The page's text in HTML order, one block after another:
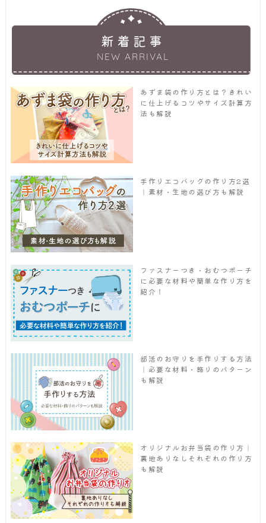
新着記事
NEW ARRIVAL
あずま袋の作り方とは？きれい
に仕上げるコツやサイズ計算方
法も解説
手作りエコバッグの作り方2選
｜素材・生地の選び方も解説
ファスナーつき・おむつポーチ
に必要な材料や簡単な作り方を
紹介！
部活のお守りを手作りする方法
｜必要な材料・飾りのパターン
も解説
オリジナルお弁当袋の作り方｜
裏地ありなしそれぞれの作り方
も解説